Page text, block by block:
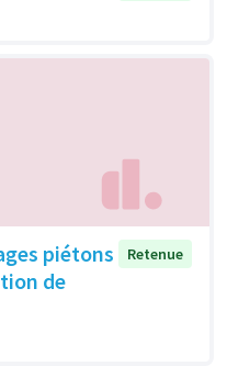
piétons
de
Retenue